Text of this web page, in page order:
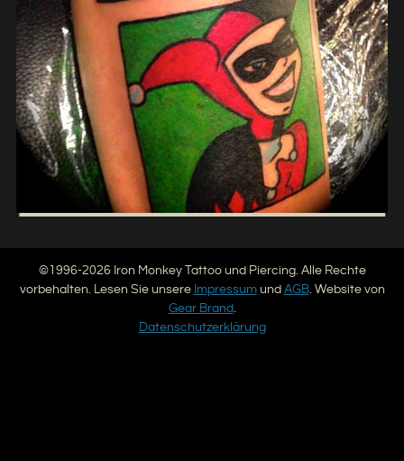
©1996-2026 Iron Monkey Tattoo und Piercing. Alle Rechte
vorbehalten. Lesen Sie unsere Impressumund AGB. Website von
Gear Brand.
Datenschutzerklärung